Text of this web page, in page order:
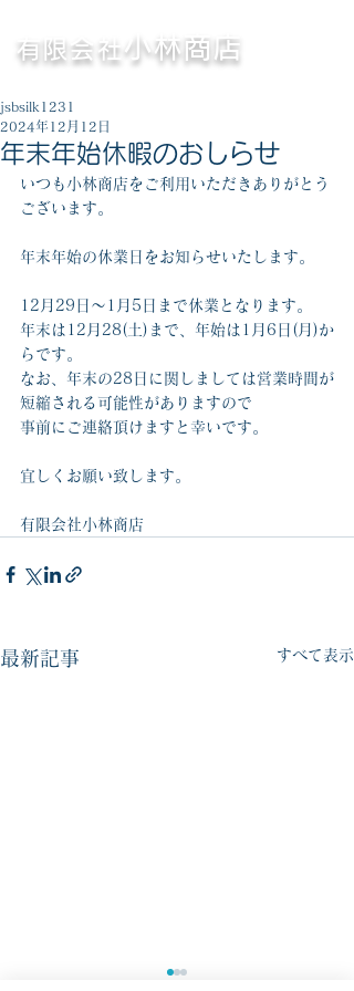
有限会社 小林商店
年末年始休暇のおしらせ
jsbsilk1231
2024年12月12日
いつも小林商店をご利用いただきありがとう
ございます。
年末年始の休業日をお知らせいたします。
12月29日～1月5日まで休業となります。
年末は12月28(土)まで、年始は1月6日(月)か
らです。
なお、年末の28日に関しましては営業時間が
短縮される可能性がありますので
事前にご連絡頂けますと幸いです。
宜しくお願い致します。
有限会社小林商店
最新記事 すべて表示